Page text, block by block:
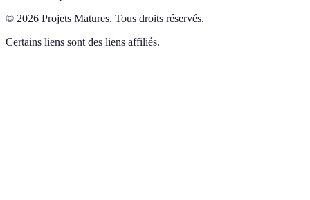
© 2026 Projets Matures. Tous droits réservés.
Certains liens sont des liens affiliés.